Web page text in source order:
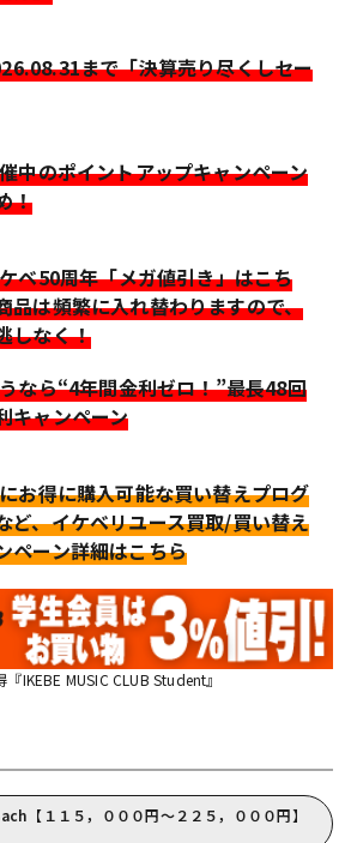
まで「決算売り尽くしセー
中のポイントアップキャンペーン
！
ベ50周年「メガ値引き」はこち
品は頻繁に入れ替わりますので、
しなく！
なら“4年間金利ゼロ！”最長48回
キャンペーン
お得に購入可能な買い替えプログ
ど、イケベリユース買取/買い替え
ペーン詳細はこちら
IKEBE MUSIC CLUB Student』
【１１５，０００円～２２５，０００円】